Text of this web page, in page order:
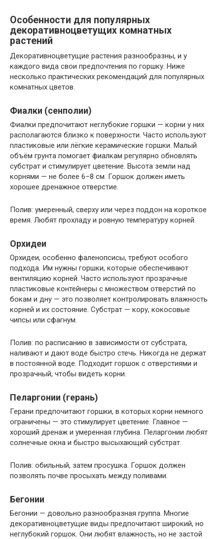
Особенности для популярных
декоративноцветущих комнатных
растений
Декоративноцветущие растения разнообразны, и у
каждого вида свои предпочтения по горшку. Ниже
несколько практических рекомендаций для популярных
комнатных цветов.
Фиалки (сенполии)
Фиалки предпочитают неглубокие горшки — корни у них
располагаются близко к поверхности. Часто используют
пластиковые или лёгкие керамические горшки. Малый
объём грунта помогает фиалкам регулярно обновлять
субстрат и стимулирует цветение. Высота земли над
корнями — не более 6–8 см. Горшок должен иметь
хорошее дренажное отверстие.
Полив: умеренный, сверху или через поддон на короткое
время. Любят прохладу и ровную температуру корней.
Орхидеи
Орхидеи, особенно фаленопсисы, требуют особого
подхода. Им нужны горшки, которые обеспечивают
вентиляцию корней. Часто используют прозрачные
пластиковые контейнеры с множеством отверстий по
бокам и дну — это позволяет контролировать влажность
корней и их состояние. Субстрат — кору, кокосовые
чипсы или сфагнум.
Полив: по расписанию в зависимости от субстрата,
наливают и дают воде быстро стечь. Никогда не держат
в постоянной воде. Подходит горшок с отверстиями и
прозрачный, чтобы видеть корни.
Пеларгонии (герань)
Герани предпочитают горшки, в которых корни немного
ограничены — это стимулирует цветение. Главное —
хороший дренаж и умеренная глубина. Пеларгонии любят
солнечные окна и быстро высыхающий субстрат.
Полив: обильный, затем просушка. Горшок должен
позволять почве просыхать между поливами.
Бегонии
Бегонии — довольно разнообразная группа. Многие
декоративноцветущие виды предпочитают широкий, но
неглубокий горшок. Они любят влажность, но не застой